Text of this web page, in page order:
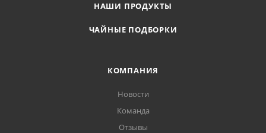
НАШИ ПРОДУКТЫ
ЧАЙНЫЕ ПОДБОРКИ
КОМПАНИЯ
Новости
Команда
Отзывы